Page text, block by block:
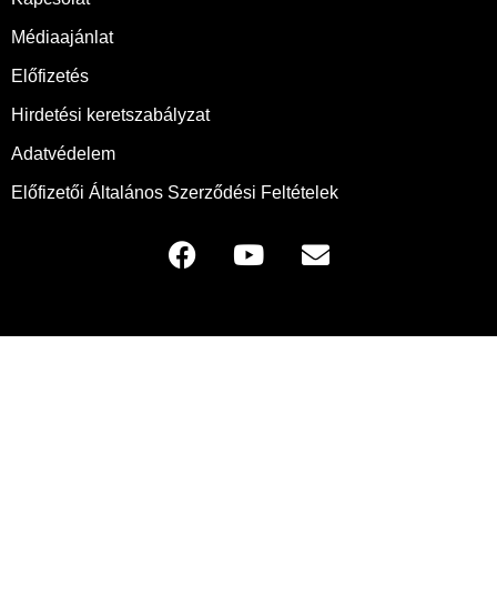
Médiaajánlat
Előfizetés
Hirdetési keretszabályzat
Adatvédelem
Előfizetői Általános Szerződési Feltételek